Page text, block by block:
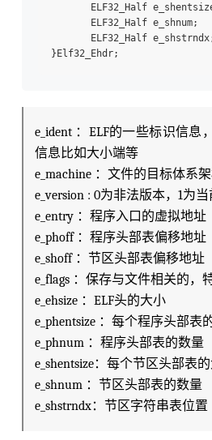
ELF32_Half
ELF32_Half e_shnum;
ELF32_Half
e_ident ：ELF的一些标识信息
信息比如大小端等
e_machine ：文件的目标体系
e_version : 0为非法版本，1为
e_entry ：程序入口的虚拟地址
e_phoff ：程序头部表偏移地址
e_shoff ：节区头部表偏移地址
e_flags ：保存与文件相关的，
e_ehsize ：ELF头的大小
e_phentsize ：每个程序头部表
e_phnum ：程序头部表的数量
e_shentsize：每个节区头部表
e_shnum ：节区头部表的数量
e_shstrndx：节区字符串表位置